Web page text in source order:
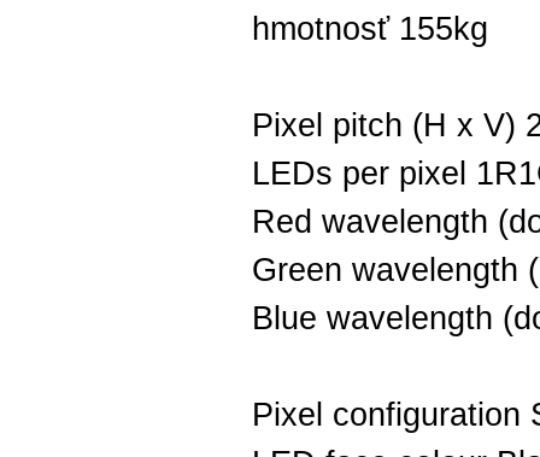
hmotnosť 155kg
Pixel pitch (H x V)
LEDs per pixel
Red wavelength
Green wavelength
Blue wavelength
Pixel configuration